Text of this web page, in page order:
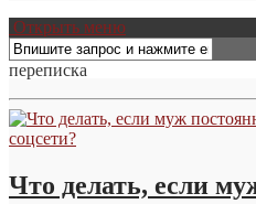
Открыть меню
переписка
Что делать, если